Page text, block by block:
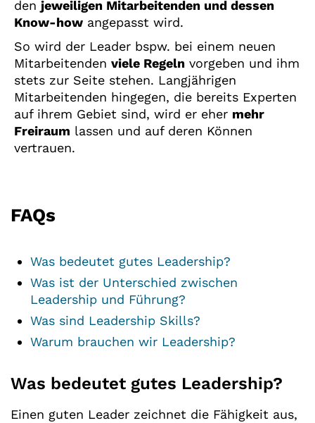
den jeweiligen Mitarbeitenden und dessen
Know-how angepasst wird.
So wird der Leader bspw. bei einem neuen
Mitarbeitenden viele Regeln vorgeben und ihm
stets zur Seite stehen. Langjährigen
Mitarbeitenden hingegen, die bereits Experten
auf ihrem Gebiet sind, wird er eher mehr
Freiraum lassen und auf deren Können
vertrauen.
FAQs
Was bedeutet gutes Leadership?
Was ist der Unterschied zwischen
Leadership und Führung?
Was sind Leadership Skills?
Warum brauchen wir Leadership?
Was bedeutet gutes Leadership?
Einen guten Leader zeichnet die Fähigkeit aus,